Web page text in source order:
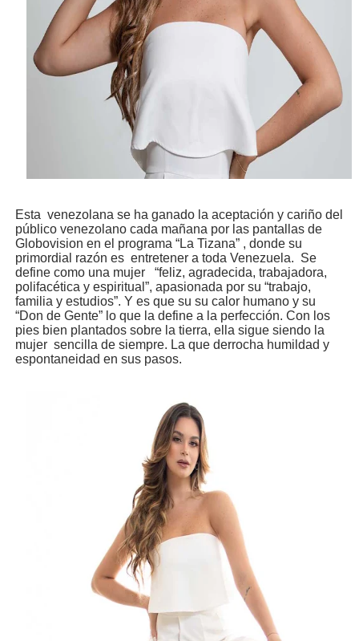
Esta venezolana se ha ganado la aceptación y cariño del
público venezolano cada mañana por las pantallas de
Globovision en el programa “La Tizana” , donde su
primordial razón es entretener a toda Venezuela. Se
define como una mujer “feliz, agradecida, trabajadora,
polifacética y espiritual”, apasionada por su “trabajo,
familia y estudios”. Y es que su su calor humano y su
“Don de Gente” lo que la define a la perfección. Con los
pies bien plantados sobre la tierra, ella sigue siendo la
mujer sencilla de siempre. La que derrocha humildad y
espontaneidad en sus pasos.